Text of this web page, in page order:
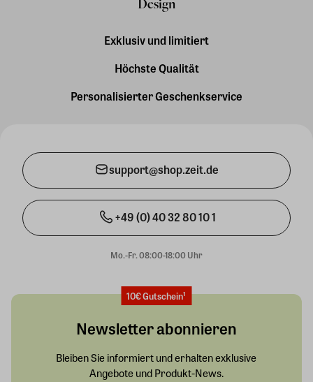
Design
Exklusiv und limitiert
Höchste Qualität
Personalisierter Geschenkservice
support@shop.zeit.de
+49 (0) 40 32 80 10 1
Mo.-Fr. 08:00-18:00 Uhr
10€ Gutschein¹
Newsletter abonnieren
Bleiben Sie informiert und erhalten exklusive
Angebote und Produkt-News.